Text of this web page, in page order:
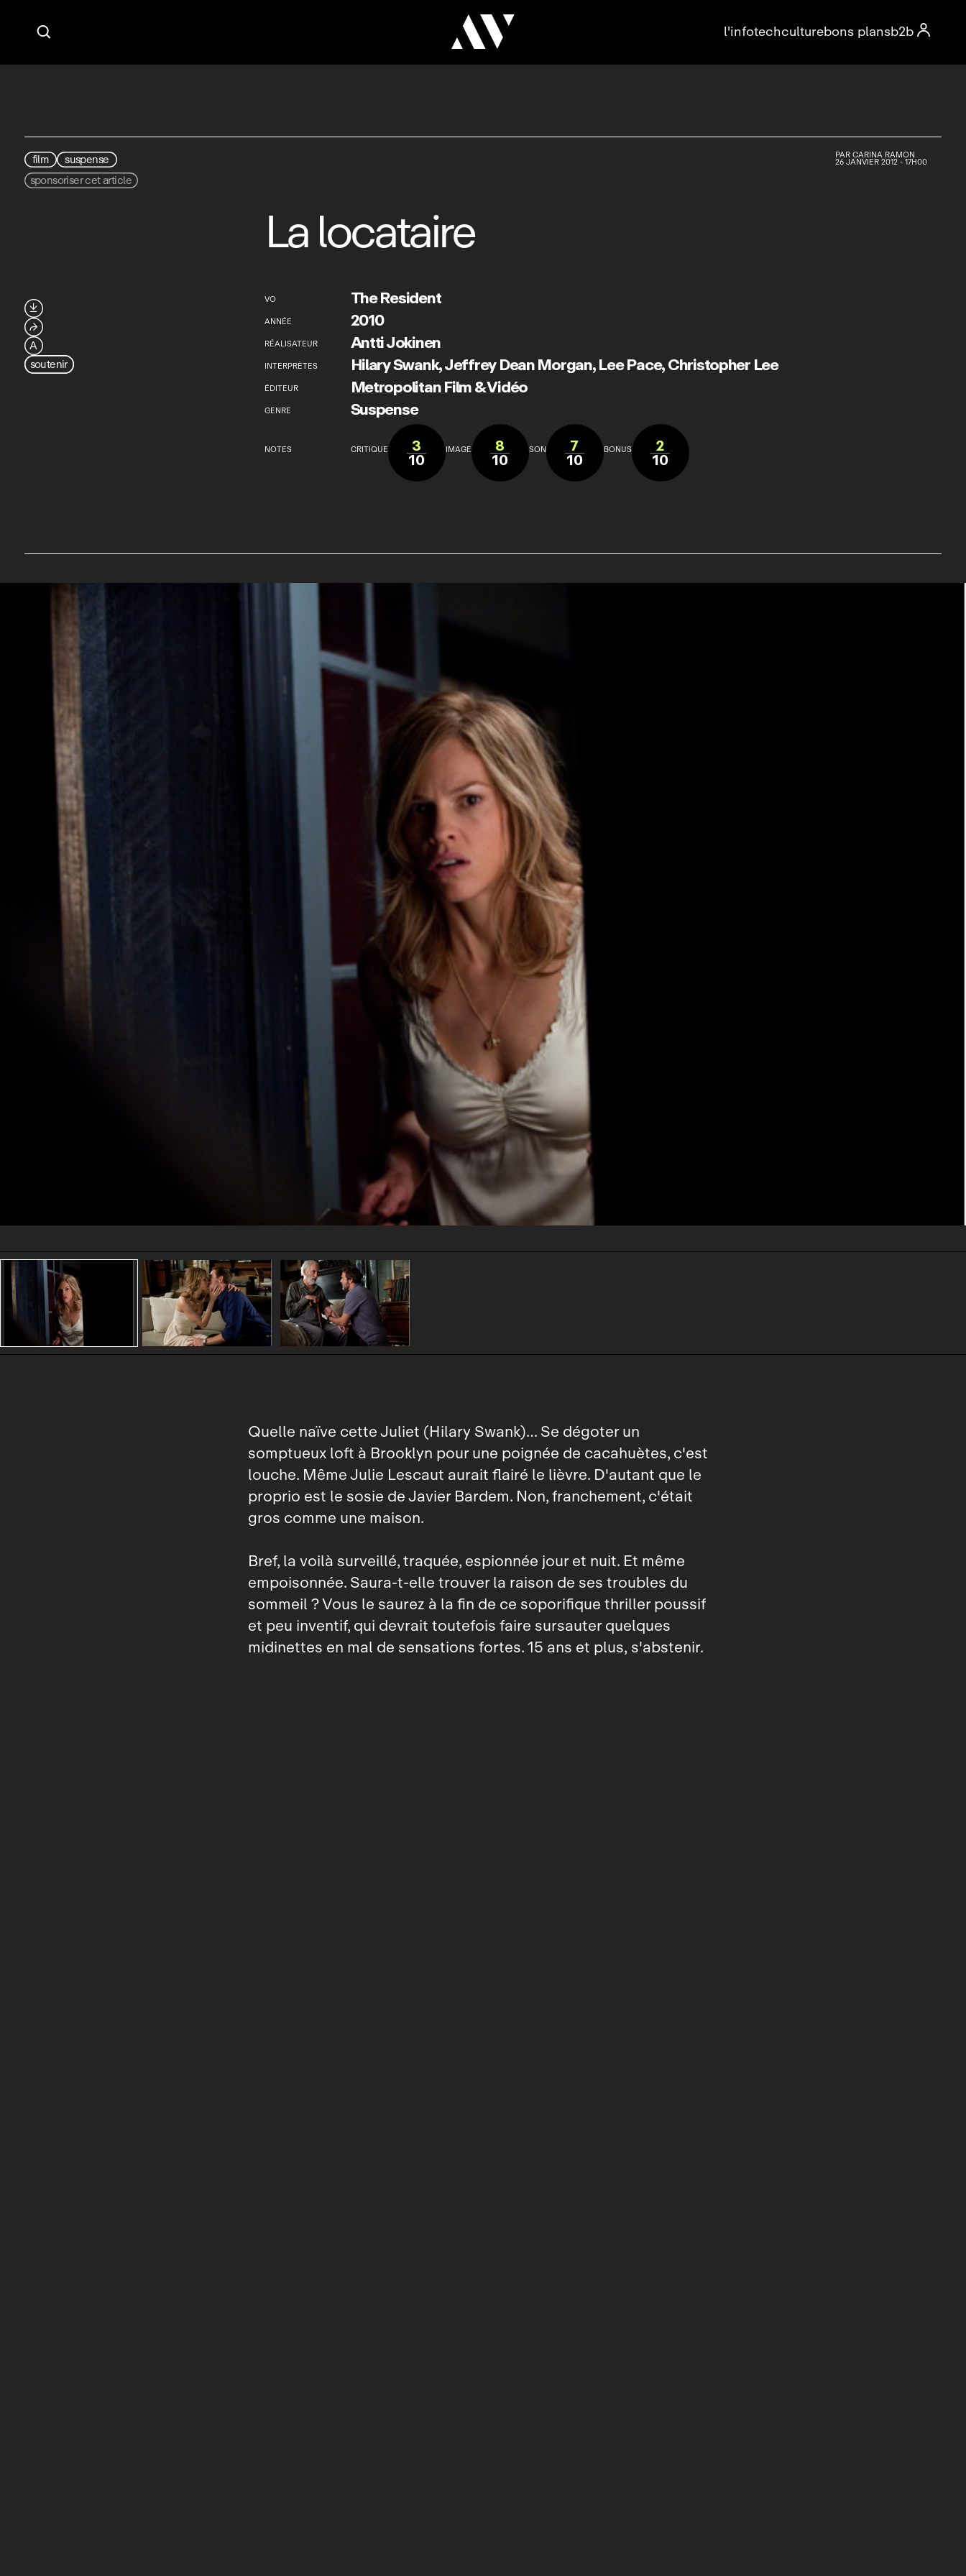

 l'infotechculturebons plansb2b
film
suspense
sponsoriser cet article
PARCARINA RAMON
26 JANVIER 2012 - 17H00
La locataire
VO The Resident
ANNÉE 2010
RÉALISATEUR Antti Jokinen
INTERPRÈTES Hilary Swank,Jeffrey Dean Morgan,Lee Pace,Christopher Lee
ÉDITEUR Metropolitan Film & Vidéo
GENRE Suspense
NOTES CRITIQUE 3
10 IMAGE 8
10 SON 7
10 BONUS 2
10

⮫
A
soutenir
Quelle naïve cette Juliet (Hilary Swank)… Se dégoter un
somptueux loft à Brooklyn pour une poignée de cacahuètes, c'est
louche. Même Julie Lescaut aurait flairé le lièvre. D'autant que le
proprio est le sosie de Javier Bardem. Non, franchement, c'était
gros comme une maison.
Bref, la voilà surveillé, traquée, espionnée jour et nuit. Et même
empoisonnée. Saura‑t‑elle trouver la raison de ses troubles du
sommeil ? Vous le saurez à la fin de ce soporifique thriller poussif
et peu inventif, qui devrait toutefois faire sursauter quelques
midinettes en mal de sensations fortes. 15 ans et plus, s'abstenir.